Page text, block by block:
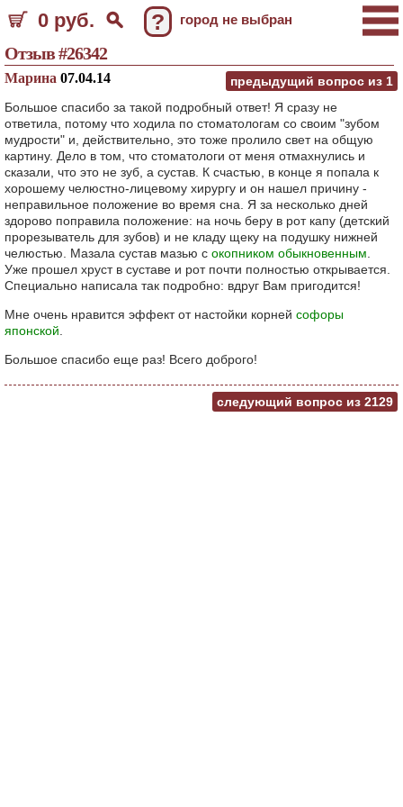
0 руб. ? город не выбран
Отзыв #26342
предыдущий вопрос из 1
Марина 07.04.14
Большое спасибо за такой подробный ответ! Я сразу не
ответила, потому что ходила по стоматологам со своим "зубом
мудрости" и, действительно, это тоже пролило свет на общую
картину. Дело в том, что стоматологи от меня отмахнулись и
сказали, что это не зуб, а сустав. К счастью, в конце я попала к
хорошему челюстно-лицевому хирургу и он нашел причину -
неправильное положение во время сна. Я за несколько дней
здорово поправила положение: на ночь беру в рот капу (детский
прорезыватель для зубов) и не кладу щеку на подушку нижней
челюстью. Мазала сустав мазью с окопником обыкновенным
Уже прошел хруст в суставе и рот почти полностью открывается.
Специально написала так подробно: вдруг Вам пригодится!
Мне очень нравится эффект от настойки корней софоры
японской
Большое спасибо еще раз! Всего доброго!
следующий вопрос из 2129